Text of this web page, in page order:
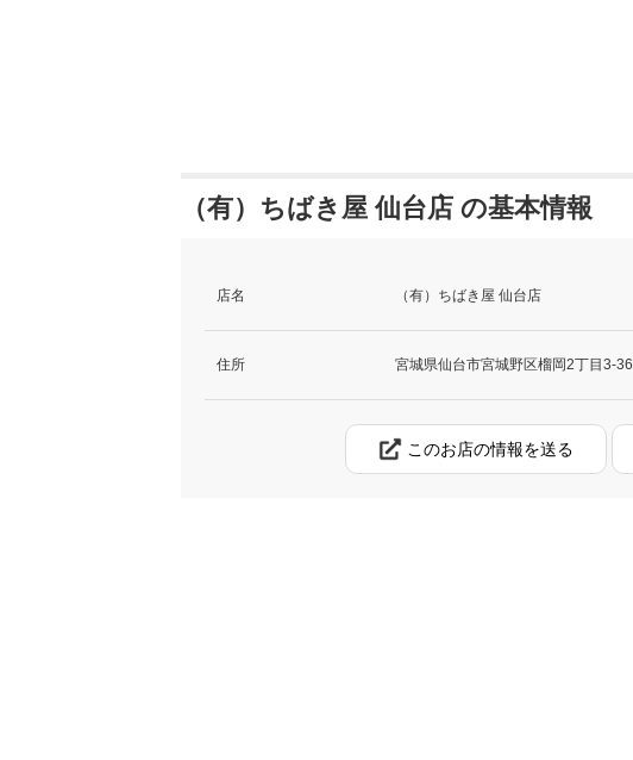
（有）ちばき屋 仙台店 の基本情報
店名 （有）ちばき屋 仙台店
住所 宮城県仙台市宮城野区榴岡2丁目3-36
このお店の情報を送る